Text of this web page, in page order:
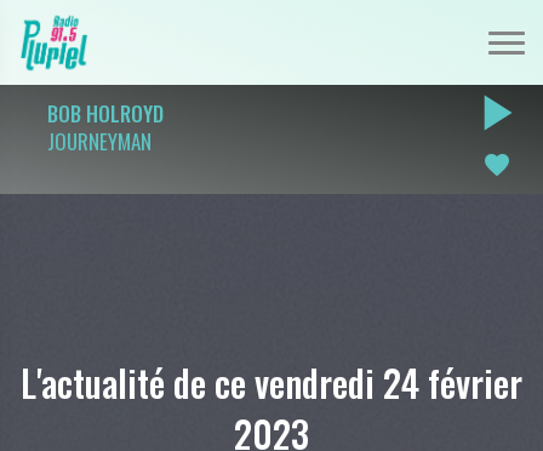
BOB HOLROYD
JOURNEYMAN
play_arrow
favorite
L'actualité de ce vendredi 24 février
2023